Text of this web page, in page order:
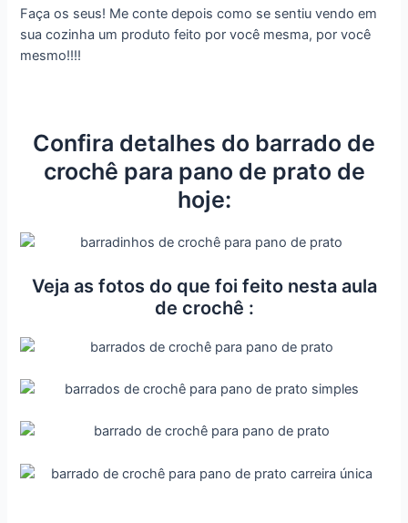
Faça os seus! Me conte depois como se sentiu vendo em
sua cozinha um produto feito por você mesma, por você
mesmo!!!!
Confira detalhes do barrado de
crochê para pano de prato de
hoje:
Veja as fotos do que foi feito nesta aula
de crochê :